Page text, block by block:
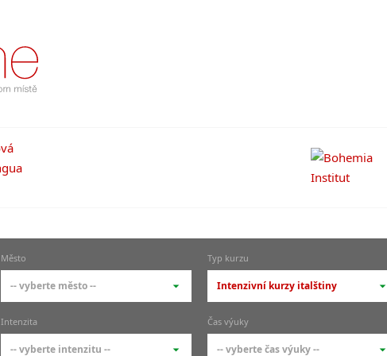
Město
-- vyberte město --
-- vyberte město --
pražské městské části
Typ kurzu
Intenzivní kurzy italštiny
-- vyberte typ --
základní členění kurzů
Intenzita
-- vyberte intenzitu --
Čas výuky
-- vyberte čas výuky --